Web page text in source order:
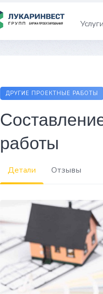
ДРУГИЕ ПРОЕКТНЫЕ РАБОТЫ
работы
Детали Отзывы